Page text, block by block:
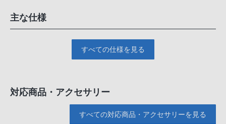
主な仕様
すべての仕様を見る
対応商品・アクセサリー
すべての対応商品・アクセサリーを見る